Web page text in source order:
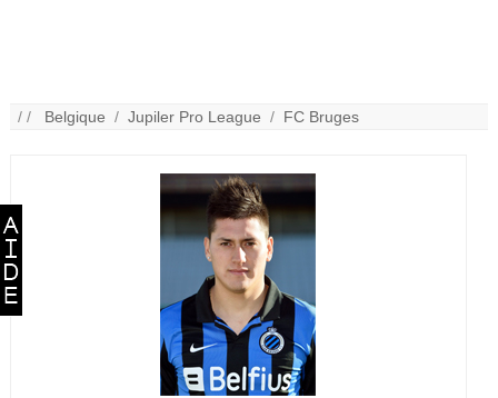
/ / Belgique /Jupiler Pro League / FC Bruges